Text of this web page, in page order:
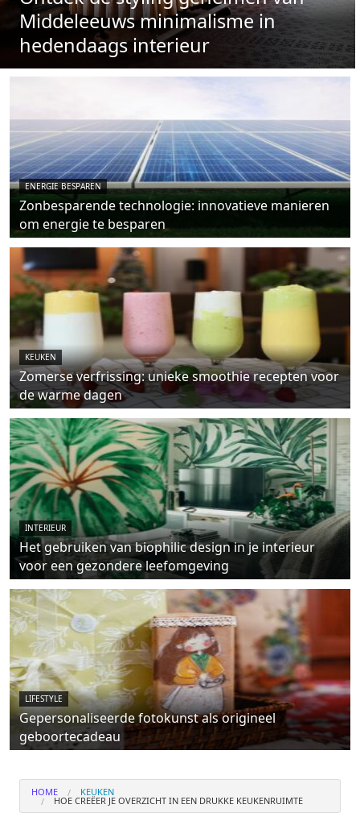
Middeleeuws minimalisme in
hedendaags interieur
ENERGIE BESPAREN
Zonbesparende technologie: innovatieve manieren
om energie te besparen
KEUKEN
Zomerse verfrissing: unieke smoothie recepten voor
de warme dagen
INTERIEUR
Het gebruiken van biophilic design in je interieur
voor een gezondere leefomgeving
LIFESTYLE
Gepersonaliseerde fotokunst als origineel
geboortecadeau
HOME KEUKEN
HOE CREËER JE OVERZICHT IN EEN DRUKKE KEUKENRUIMTE